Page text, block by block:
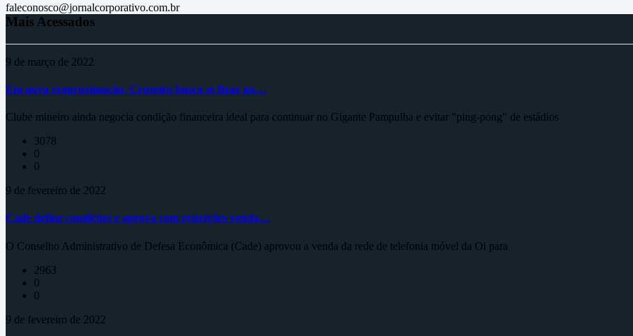
faleconosco@jornalcorporativo.com.br
Mais Acessados
9 de março de 2022
Em nova reaproximação, Cruzeiro busca se fixar no…
Clube mineiro ainda negocia condição financeira ideal para continuar no Gigante Pampulha e evitar "ping-pong" de estádios
3078
0
0
9 de fevereiro de 2022
Cade define condições e aprova com restrições venda…
O Conselho Administrativo de Defesa Econômica (Cade) aprovou a venda da rede de telefonia móvel da Oi para
2963
0
0
9 de fevereiro de 2022